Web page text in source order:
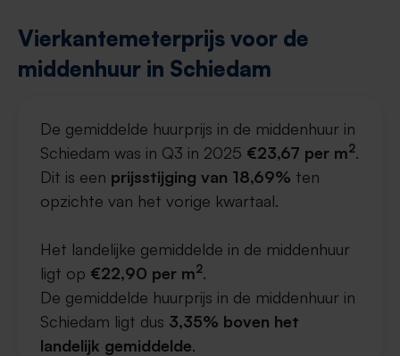
Vierkantemeterprijs voor de
middenhuur in Schiedam
De gemiddelde huurprijs in de middenhuur in
Schiedam was in Q3 in 2025 €23,67 per m2.
Dit is een prijsstijging van 18,69% ten
opzichte van het vorige kwartaal.
Het landelijke gemiddelde in de middenhuur
ligt op €22,90 per m2.
De gemiddelde huurprijs in de middenhuur in
Schiedam ligt dus 3,35% boven het
landelijk gemiddelde.